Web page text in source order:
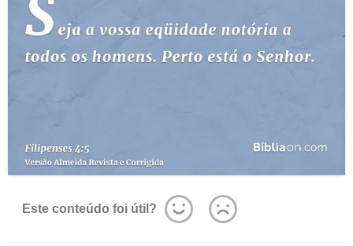
Este conteúdo foi útil?